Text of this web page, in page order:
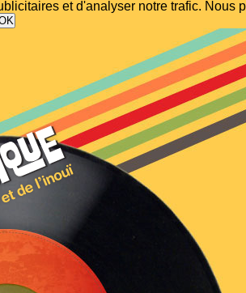
et d'analyser notre trafic.